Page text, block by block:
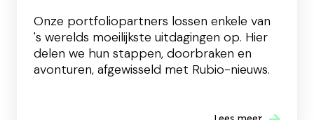
Onze portfoliopartners lossen enkele van
's werelds moeilijkste uitdagingen op. Hier
delen we hun stappen, doorbraken en
avonturen, afgewisseld met Rubio-nieuws.